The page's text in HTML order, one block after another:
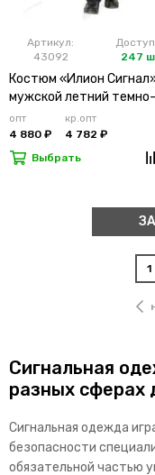
Артикул:
43092
247
Костюм «Илион
мужской летний
опт
4 880 ₽
кр.опт
4 782 ₽
Выбрать
1
Сигнальная
разных сферах
Сигнальная одежда
безопасности
обязательной частью